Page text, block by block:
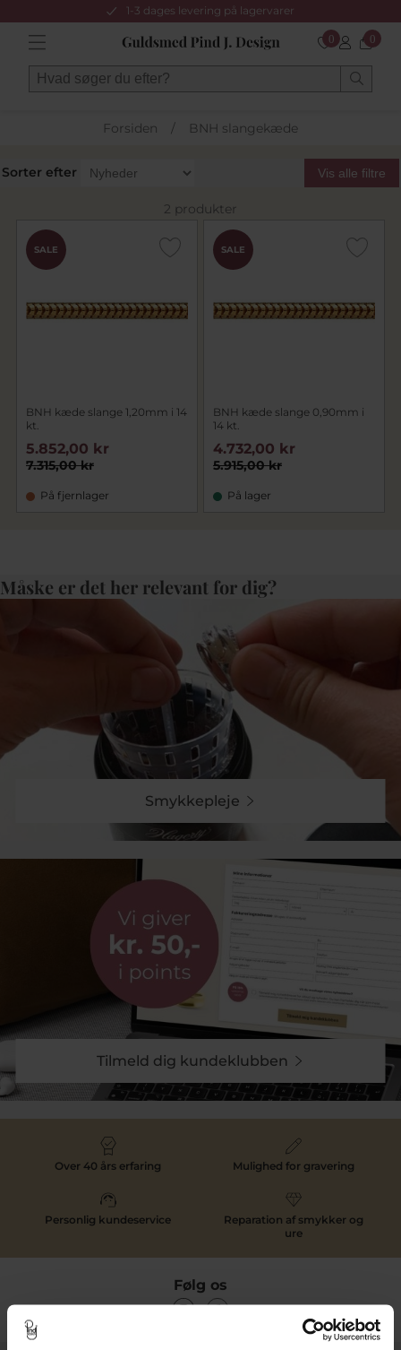
1-3 dages levering på lagervarer
0 0
Forsiden / BNH slangekæde
Sorter efter Vis alle filtre
2 produkter
SALE
BNH kæde slange 1,20mm i 14
kt.
7.315,00 kr
5.852,00 kr
På fjernlager
SALE
BNH kæde slange 0,90mm i
14 kt.
5.915,00 kr
4.732,00 kr
På lager
Måske er det her relevant for dig?
Smykkepleje
Tilmeld dig kundeklubben
Over 40 års erfaring Mulighed for gravering
Personlig kundeservice
Reparation af smykker og
ure
Følg os